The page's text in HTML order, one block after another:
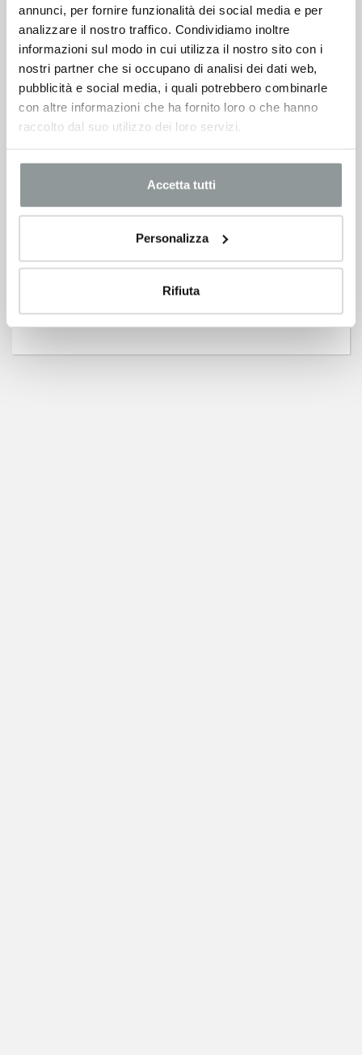
annunci, per fornire funzionalità dei social media e per
analizzare il nostro traffico. Condividiamo inoltre
informazioni sul modo in cui utilizza il nostro sito con i
nostri partner che si occupano di analisi dei dati web,
pubblicità e social media, i quali potrebbero combinarle
con altre informazioni che ha fornito loro o che hanno
raccolto dal suo utilizzo dei loro servizi.
Accetta tutti
Personalizza
Rifiuta
ALFA ROMEO JUNIOR DA 24.550€
CON 6.500 € DI VANTAGGI PER TUTTI
Nuovo Lexus LBX Full Hybrid da 29.950 €